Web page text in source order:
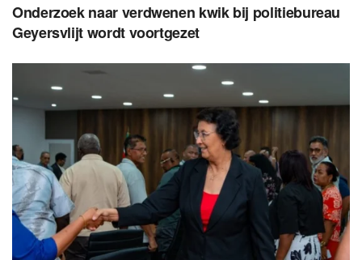
Onderzoek naar verdwenen kwik bij politiebureau
Geyersvlijt wordt voortgezet